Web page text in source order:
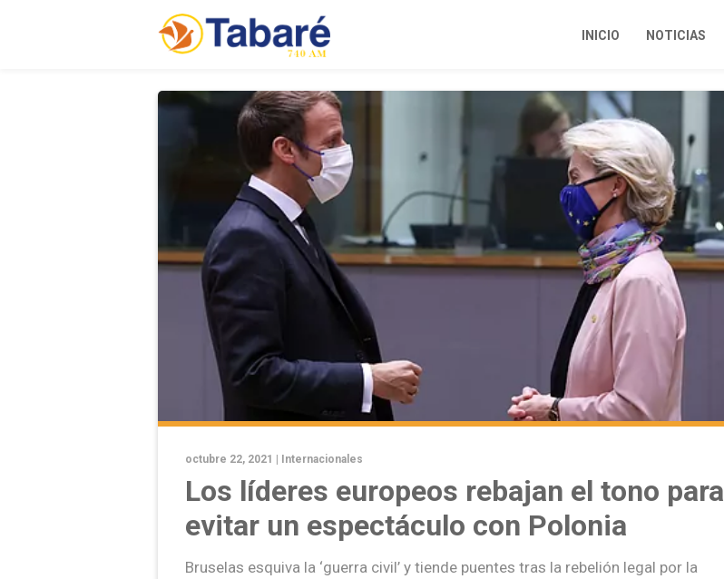
INICIO NOTICIAS
octubre 22, 2021 | Internacionales
Los líderes europeos rebajan el tono para
evitar un espectáculo con Polonia
Bruselas esquiva la ‘guerra civil’ y tiende puentes tras la rebelión legal por la